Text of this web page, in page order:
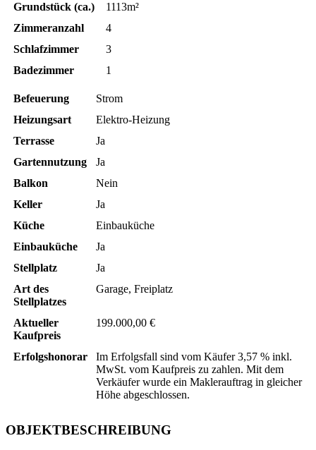
Grundstück (ca.)
1113m²
Zimmeranzahl
4
Schlafzimmer
3
Badezimmer
1
Befeuerung
Strom
Heizungsart
Elektro-Heizung
Terrasse
Ja
Gartennutzung
Ja
Balkon
Nein
Keller
Ja
Küche
Einbauküche
Einbauküche
Ja
Stellplatz
Ja
Art des
Stellplatzes
Garage, Freiplatz
Aktueller
Kaufpreis
199.000,00 €
Erfolgshonorar
Im Erfolgsfall sind vom Käufer 3,57 % inkl.
MwSt. vom Kaufpreis zu zahlen. Mit dem
Verkäufer wurde ein Maklerauftrag in gleicher
Höhe abgeschlossen.
OBJEKTBESCHREIBUNG